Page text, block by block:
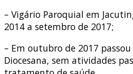
– Vigário Paroquial em
2014 a setembro de 2017;
– Em outubro de 2017
Diocesana, sem atividades